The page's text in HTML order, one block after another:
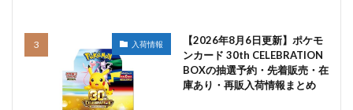
入荷情報
【2026年8月6日更新】ポケモ
ンカード 30th CELEBRATION
BOXの抽選予約・先着販売・在
庫あり・再販入荷情報まとめ